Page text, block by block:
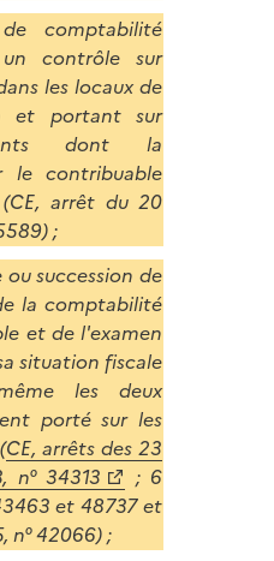
comptabilité
contrôle sur
les locaux de
et portant sur
dont la
le contribuable
arrêt du 20
;
succession de
la comptabilité
et de l'examen
situation fiscale
les deux
porté sur les
CE, arrêts des 23
n° 34313
; 6
et 48737 et
n° 42066) ;